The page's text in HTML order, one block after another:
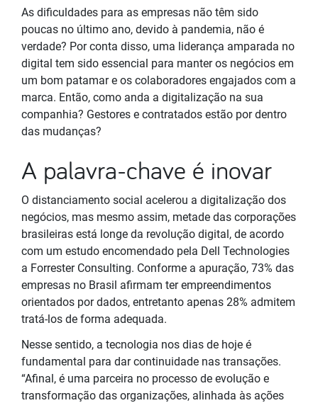
As dificuldades para as empresas não têm sido
poucas no último ano, devido à pandemia, não é
verdade? Por conta disso, uma liderança amparada no
digital tem sido essencial para manter os negócios em
um bom patamar e os colaboradores engajados com a
marca. Então, como anda a digitalização na sua
companhia? Gestores e contratados estão por dentro
das mudanças?
A palavra-chave é inovar
O distanciamento social acelerou a digitalização dos
negócios, mas mesmo assim, metade das corporações
brasileiras está longe da revolução digital, de acordo
com um estudo encomendado pela Dell Technologies
a Forrester Consulting. Conforme a apuração, 73% das
empresas no Brasil afirmam ter empreendimentos
orientados por dados, entretanto apenas 28% admitem
tratá-los de forma adequada.
Nesse sentido, a tecnologia nos dias de hoje é
fundamental para dar continuidade nas transações.
“Afinal, é uma parceira no processo de evolução e
transformação das organizações, alinhada às ações